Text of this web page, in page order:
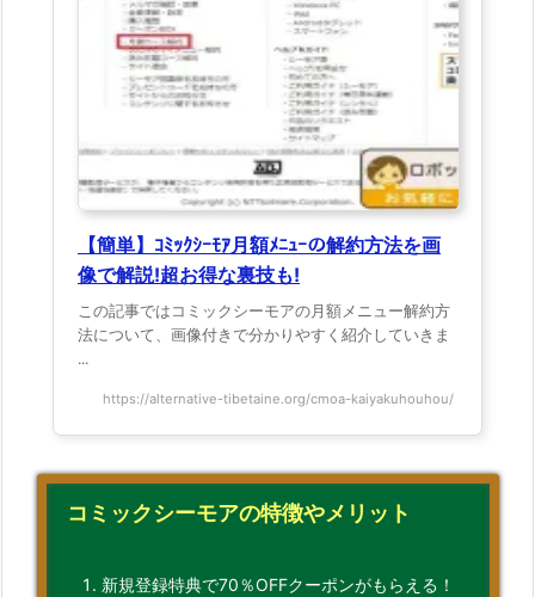
【簡単】ｺﾐｯｸｼｰﾓｱ月額ﾒﾆｭｰの解約方法を画
像で解説!超お得な裏技も!
この記事ではコミックシーモアの月額メニュー解約方
法について、画像付きで分かりやすく紹介していきま
...
https://alternative-tibetaine.org/cmoa-kaiyakuhouhou/
コミックシーモアの特徴やメリット
新規登録特典で70％OFFクーポンがもらえる！